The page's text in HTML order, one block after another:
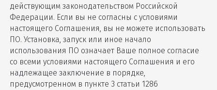
действующим законодательством Российской
Федерации. Если вы не согласны с условиями
настоящего Соглашения, вы не можете использовать
ПО. Установка, запуск или иное начало
использования ПО означает Ваше полное согласие
со всеми условиями настоящего Соглашения и его
надлежащее заключение в порядке,
предусмотренном в пункте 3 статьи 1286